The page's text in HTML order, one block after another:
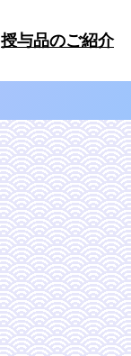
授与品のご紹介